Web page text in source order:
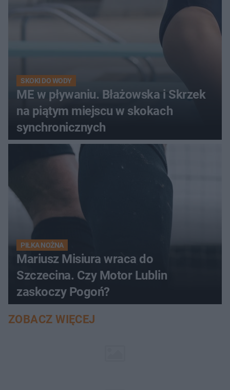
SKOKI DO WODY
ME w pływaniu. Błażowska i Skrzek
na piątym miejscu w skokach
synchronicznych
PIŁKA NOŻNA
Mariusz Misiura wraca do
Szczecina. Czy Motor Lublin
zaskoczy Pogoń?
ZOBACZ WIĘCEJ